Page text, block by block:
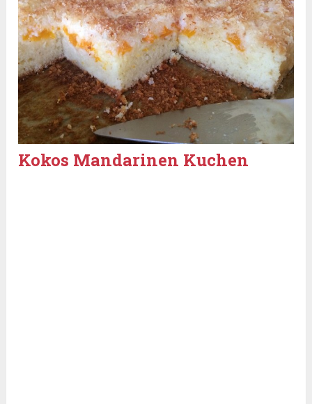
Kokos Mandarinen Kuchen